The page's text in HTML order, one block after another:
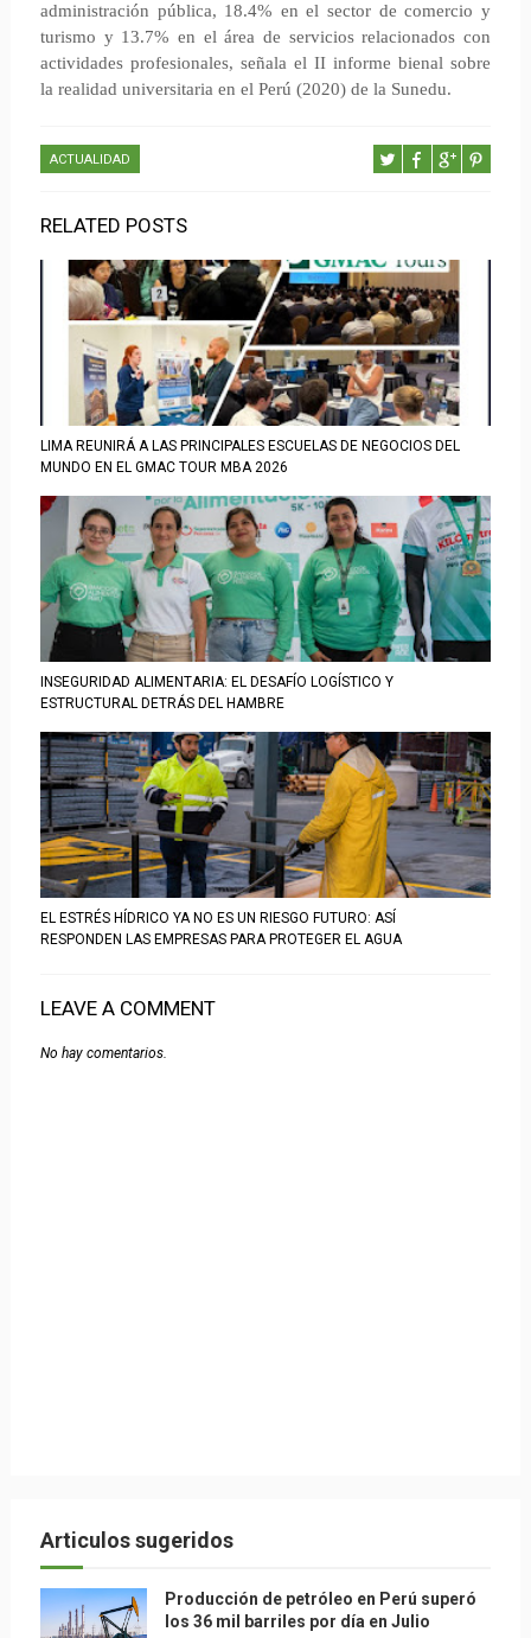
administración pública, 18.4% en el sector de comercio y
turismo y 13.7% en el área de servicios relacionados con
actividades profesionales, señala el II informe bienal sobre
la realidad universitaria en el Perú (2020) de la Sunedu.
ACTUALIDAD
RELATED POSTS
LIMA REUNIRÁ A LAS PRINCIPALES ESCUELAS DE NEGOCIOS DEL
MUNDO EN EL GMAC TOUR MBA 2026
INSEGURIDAD ALIMENTARIA: EL DESAFÍO LOGÍSTICO Y
ESTRUCTURAL DETRÁS DEL HAMBRE
EL ESTRÉS HÍDRICO YA NO ES UN RIESGO FUTURO: ASÍ
RESPONDEN LAS EMPRESAS PARA PROTEGER EL AGUA
LEAVE A COMMENT
No hay comentarios.
Articulos sugeridos
Producción de petróleo en Perú superó
los 36 mil barriles por día en Julio